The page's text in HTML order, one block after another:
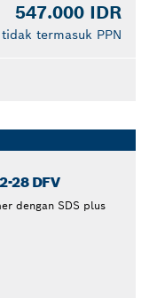
547.000 IDR
termasuk PPN
28 DFV
dengan SDS plus